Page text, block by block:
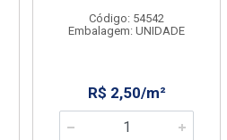
Código: 54542
Embalagem: UNIDADE
R$ 2,50/m²